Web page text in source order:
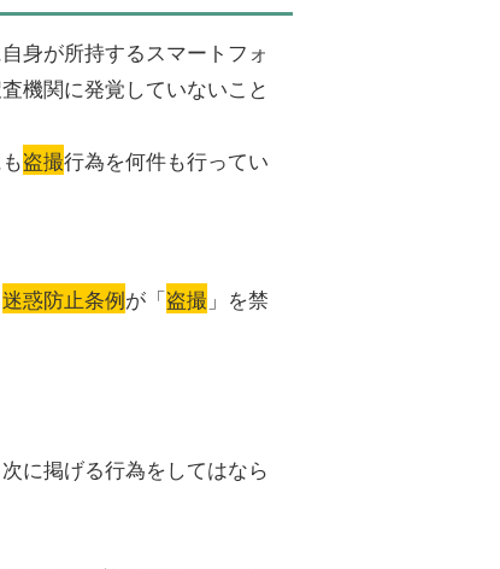
身が所持するスマートフォ
査機関に発覚していないこと
盗撮行為を何件も行ってい
迷惑防止条例が「盗撮 」を禁
に掲げる行為をしてはなら